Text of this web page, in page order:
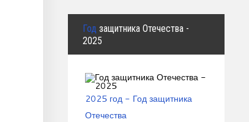
Год защитника Отечества -
2025
2025 год - Год защитника
Отечества